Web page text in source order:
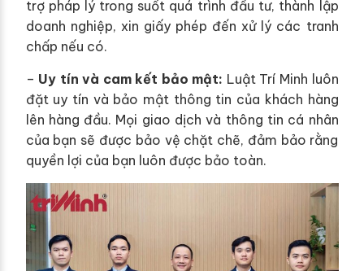
trợ pháp lý trong suốt quá trình đầu tư, thành lập
doanh nghiệp, xin giấy phép đến xử lý các tranh
chấp nếu có.
– Uy tín và cam kết bảo mật: Luật Trí Minh luôn
đặt uy tín và bảo mật thông tin của khách hàng
lên hàng đầu. Mọi giao dịch và thông tin cá nhân
của bạn sẽ được bảo vệ chặt chẽ, đảm bảo rằng
quyền lợi của bạn luôn được bảo toàn.